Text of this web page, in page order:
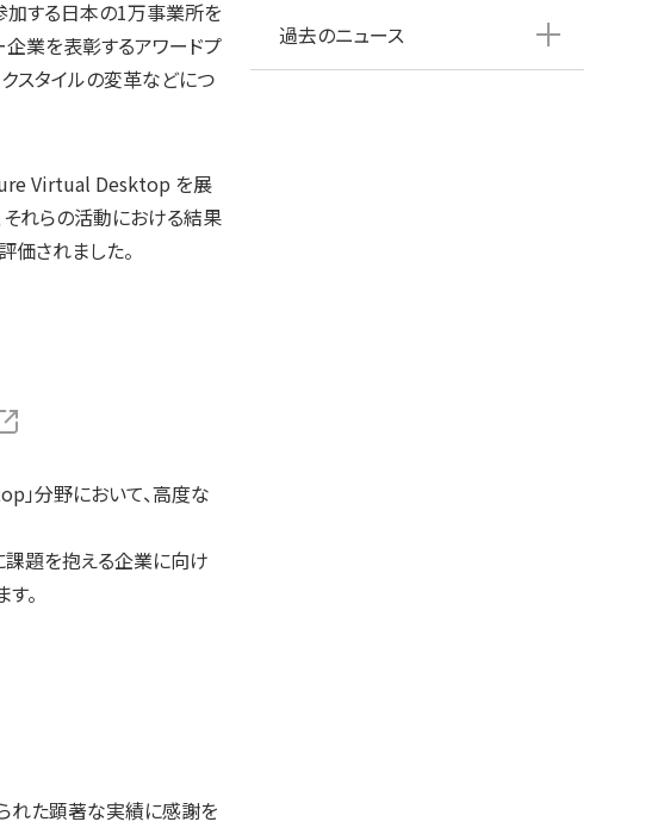
参加する日本の1万事業所を
業を表彰するアワードプ
スタイルの変革などにつ
Virtual Desktop を展
それらの活動における結果
されました。
」分野において、高度な
課題を抱える企業に向け
。
れた顕著な実績に感謝を
過去のニュース